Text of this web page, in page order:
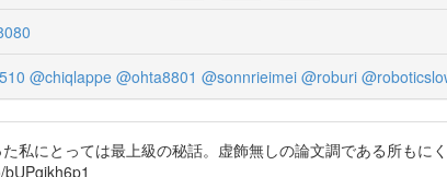
@chiqlappe @ohta8801 @sonnrieimei @roburi
私にとっては最上級の秘話。虚飾無しの論文調である所も